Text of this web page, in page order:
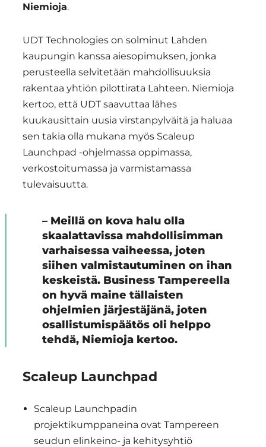
Niemioja.
UDT Technologies on solminut Lahden
kaupungin kanssa aiesopimuksen, jonka
perusteella selvitetään mahdollisuuksia
rakentaa yhtiön pilottirata Lahteen. Niemioja
kertoo, että UDT saavuttaa lähes
kuukausittain uusia virstanpylväitä ja haluaa
sen takia olla mukana myös Scaleup
Launchpad -ohjelmassa oppimassa,
verkostoitumassa ja varmistamassa
tulevaisuutta.
– Meillä on kova halu olla
skaalattavissa mahdollisimman
varhaisessa vaiheessa, joten
siihen valmistautuminen on ihan
keskeistä. Business Tampereella
on hyvä maine tällaisten
ohjelmien järjestäjänä, joten
osallistumispäätös oli helppo
tehdä, Niemioja kertoo.
Scaleup Launchpad
Scaleup Launchpadin
projektikumppaneina ovat Tampereen
seudun elinkeino- ja kehitysyhtiö